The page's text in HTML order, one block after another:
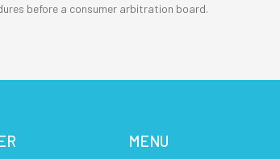
before a consumer arbitration board.
MENU